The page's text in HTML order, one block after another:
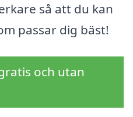
så att du kan
passar dig bäst!
och utan